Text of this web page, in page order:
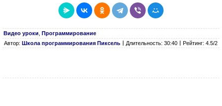
Видео уроки Программирование
Автор: Школа программирования Пиксель Длительность: 30:40 Рейтинг: 4.5/2